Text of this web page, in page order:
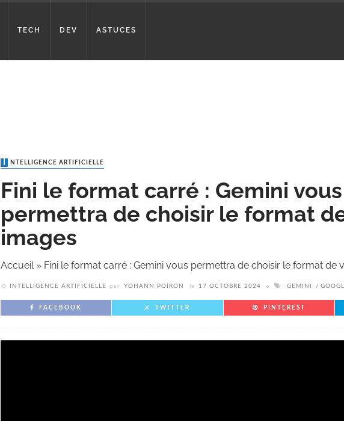
TECH DEV ASTUCES
INTELLIGENCE ARTIFICIELLE
Fini le format carré : Gemini vous
permettra de choisir le format
images
Accueil» Fini le format carré : Gemini vous permettra de choisir le format de
INTELLIGENCE ARTIFICIELLE par YOHANN POIRON le 17 OCTOBRE 2024 GEMINI
FACEBOOK TWITTER PINTEREST